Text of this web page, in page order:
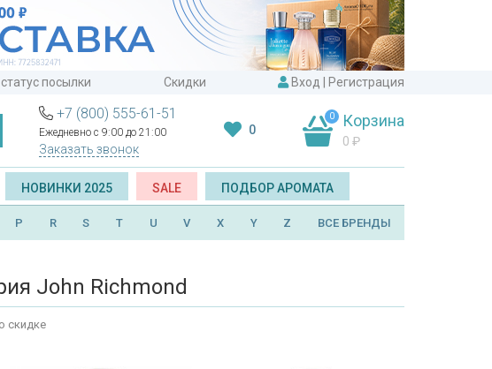
посылки Скидки Вход Регистрация
+7 (800) 555-61-51
Ежедневно с 9:00 до 21:00
Заказать звонок
0
0 Корзина
0 ₽
НОВИНКИ 2025 SALE ПОДБОР АРОМАТА
P R S T U V X Y Z ВСЕ БРЕНДЫ
John Richmond
скидке